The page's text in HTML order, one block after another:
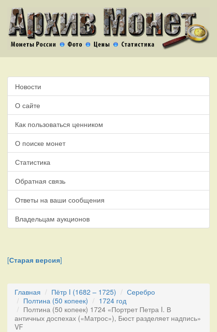
Новости
О сайте
Как пользоваться ценником
О поиске монет
Статистика
Обратная связь
Ответы на ваши сообщения
Владельцам аукционов
[Старая версия]
Главная Пётр I (1682 – 1725)
Серебро
Полтина (50 копеек)
1724 год
Полтина (50 копеек) 1724 «Портрет Петра I. В
античных доспехах («Матрос»), Бюст разделяет надпись»
VF